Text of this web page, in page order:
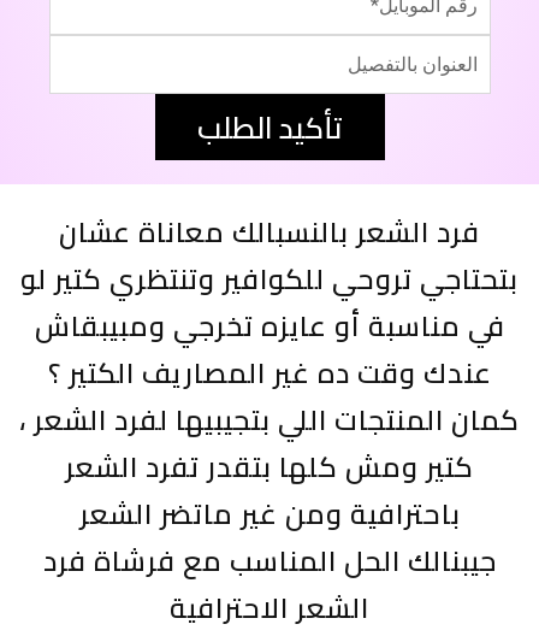
تأكيد الطلب
فرد الشعر بالنسبالك معاناة عشان
بتحتاجي تروحي للكوافير وتنتظري كتير لو
في مناسبة أو عايزه تخرجي ومبيبقاش
عندك وقت ده غير المصاريف الكتير ؟
، كمان المنتجات اللي بتجيبيها لفرد الشعر
كتير ومش كلها بتقدر تفرد الشعر
باحترافية ومن غير ماتضر الشعر
جيبنالك الحل المناسب مع فرشاة فرد
الشعر الاحترافية